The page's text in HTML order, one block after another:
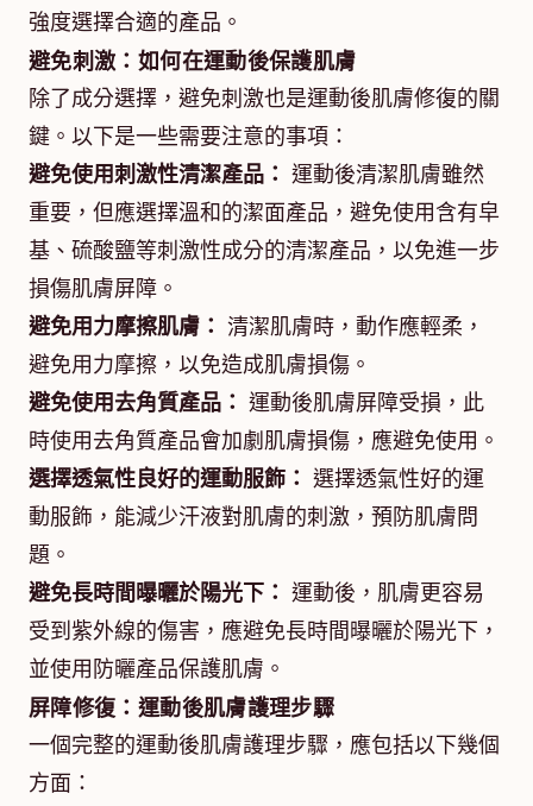
強度選擇合適的產品。
避免刺激：如何在運動後保護肌膚
除了成分選擇，避免刺激也是運動後肌膚修復的關
鍵。以下是一些需要注意的事項：
避免使用刺激性清潔產品： 運動後清潔肌膚雖然
重要，但應選擇溫和的潔面產品，避免使用含有皁
基、硫酸鹽等刺激性成分的清潔產品，以免進一步
損傷肌膚屏障。
避免用力摩擦肌膚： 清潔肌膚時，動作應輕柔，
避免用力摩擦，以免造成肌膚損傷。
避免使用去角質產品： 運動後肌膚屏障受損，此
時使用去角質產品會加劇肌膚損傷，應避免使用。
選擇透氣性良好的運動服飾： 選擇透氣性好的運
動服飾，能減少汗液對肌膚的刺激，預防肌膚問
題。
避免長時間曝曬於陽光下： 運動後，肌膚更容易
受到紫外線的傷害，應避免長時間曝曬於陽光下，
並使用防曬產品保護肌膚。
屏障修復：運動後肌膚護理步驟
一個完整的運動後肌膚護理步驟，應包括以下幾個
方面：